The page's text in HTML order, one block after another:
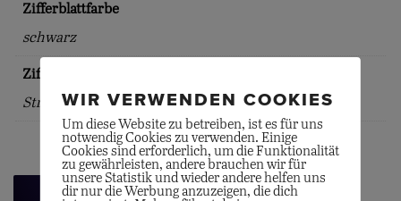
Zifferblattfarbe
schwarz
Zifferblattindex
Striche
Zurück zur Übersicht
WIR VERWENDEN COOKIES
Um diese Website zu betreiben, ist es für uns
notwendig Cookies zu verwenden. Einige
Cookies sind erforderlich, um die Funktionalität
zu gewährleisten, andere brauchen wir für
unsere Statistik und wieder andere helfen uns
dir nur die Werbung anzuzeigen, die dich